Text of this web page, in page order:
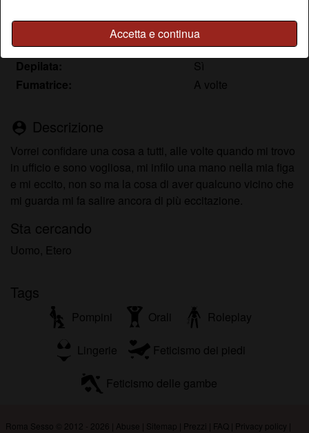
Accetta e continua165 cm
Peso:
56 Kg
Depilata:
Sì
Fumatrice:
A volte
person_pin Descrizione
Vorrei confidare una cosa a tutti, alle volte quando mi trovo
in ufficio e sono vogliosa, mi infilo una mano nella mia figa
e mi eccito, non so ma la cosa di aver qualcuno vicino che
mi guarda mi fa salire ancora di più eccitazione.
Sta cercando
Uomo, Etero
Tags
Pompini Orali Roleplay
Lingerie Feticismo dei piedi
Feticismo delle gambe
Roma Sesso © 2012 - 2026 Abuse Sitemap Prezzi FAQ Privacy policy